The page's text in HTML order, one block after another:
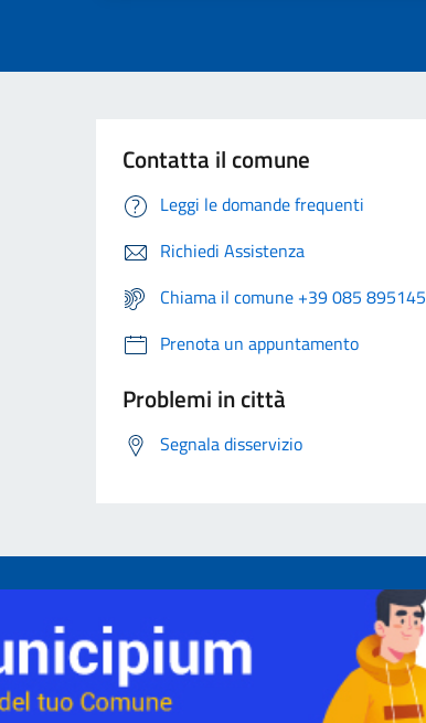
Contatta il comune
Leggi le domande frequenti
Richiedi Assistenza
Chiama il comune +39 085 895145
Prenota un appuntamento
Problemi in città
Segnala disservizio